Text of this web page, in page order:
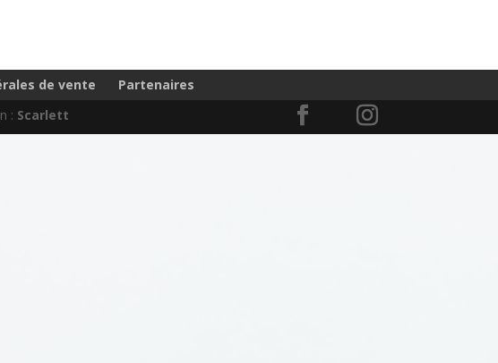
de vente
Partenaires
: Scarlett